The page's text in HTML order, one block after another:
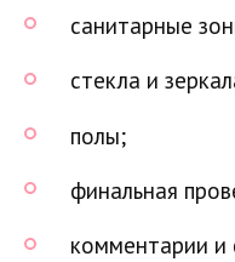
санитарные
стекла и
полы;
финальная
комментарии и